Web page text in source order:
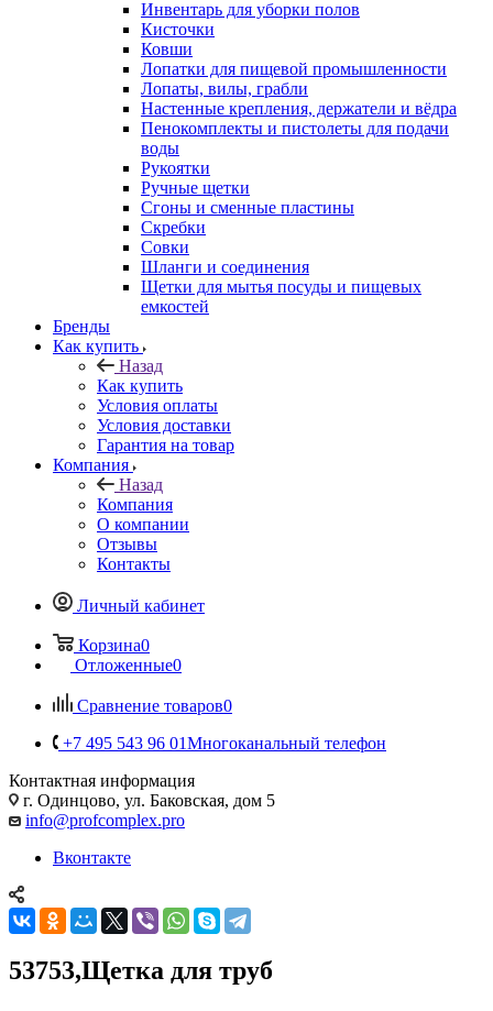
Инвентарь для уборки полов
Кисточки
Ковши
Лопатки для пищевой промышленности
Лопаты, вилы, грабли
Настенные крепления, держатели и вёдра
Пенокомплекты и пистолеты для подачи
воды
Рукоятки
Ручные щетки
Сгоны и сменные пластины
Скребки
Совки
Шланги и соединения
Щетки для мытья посуды и пищевых
емкостей
Бренды
Как купить
Назад
Как купить
Условия оплаты
Условия доставки
Гарантия на товар
Компания
Назад
Компания
О компании
Отзывы
Контакты
Личный кабинет
Корзина0
Отложенные0
Сравнение товаров0
+7 495 543 96 01Многоканальный телефон
Контактная информация
г. Одинцово, ул. Баковская, дом 5
info@profcomplex.pro
Вконтакте
53753,Щетка для труб